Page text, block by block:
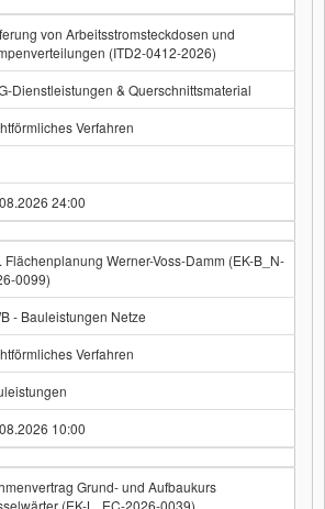
von Arbeitsstromsteckdosen und
(ITD2-0412-2026)
Dienstleistungen & Querschnittsmaterial
Verfahren
24:00
Flächenplanung Werner-Voss-Damm (EK-B_N-
0099)
- Bauleistungen Netze
Verfahren
10:00
Grund- und Aufbaukurs
(EK-L_EC-2026-0039)